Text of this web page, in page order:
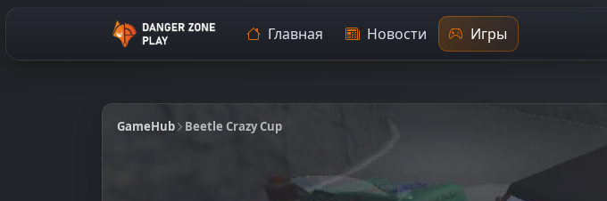
Главная Новости Игры
GameHub Beetle Crazy Cup